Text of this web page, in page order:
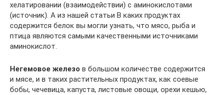
хелатировании (взаимодействии) с аминокислотами
(источник). А из нашей статьи В каких продуктах
содержится белок вы могли узнать, что мясо, рыба и
птица являются самыми качественными источниками
аминокислот.
Негемовое железо в большом количестве содержится
и мясе, и в таких растительных продуктах, как соевые
бобы, чечевица, капуста, листовые овощи, орехи кешью,